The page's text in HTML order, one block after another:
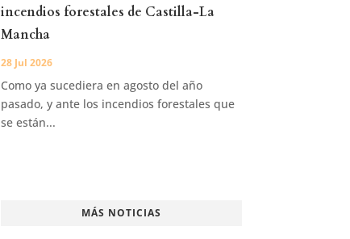
incendios forestales de Castilla-La
Mancha
28 Jul 2026
Como ya sucediera en agosto del año
pasado, y ante los incendios forestales que
se están...
MÁS NOTICIAS